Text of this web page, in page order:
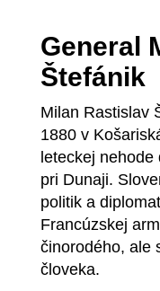
General
Štefánik
Milan Rastislav
1880 v
leteckej
pri Dunaji.
politik a
Francúzskej
činorodého, ale
človeka.